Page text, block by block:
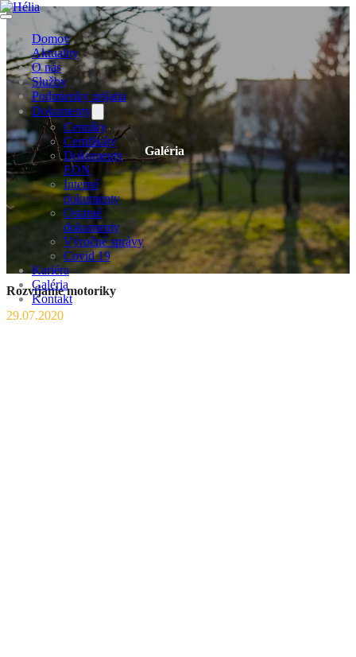
Domov
Aktuality
O nás
Služby
Podmienky prijatia
Dokumenty
Cenníky
Certifikáty
Dokumenty
EON
Interné
dokumenty
Ostatné
dokumenty
Výročné správy
Covid 19
Kariéra
Galéria
Kontakt
Galéria
Rozvíjanie motoriky
29.07.2020